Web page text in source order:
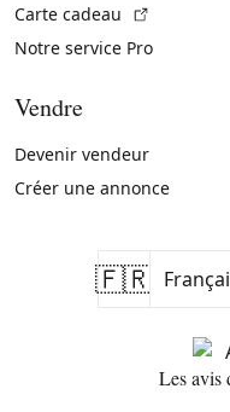
Carte cadeau
Notre service Pro
Vendre
Devenir vendeur
Créer une annonce
🇫🇷
Les avis